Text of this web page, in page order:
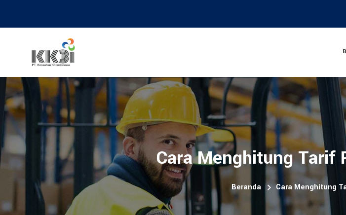
Cara Menghitung Tarif
Beranda Cara Menghitung